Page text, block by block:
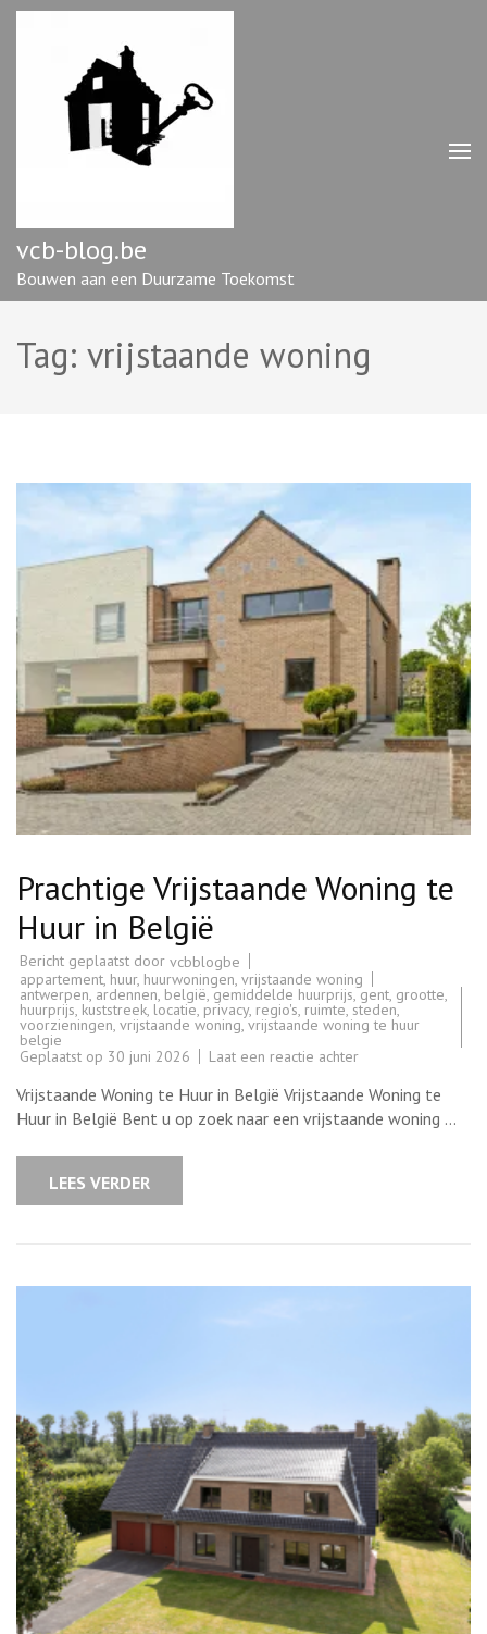
Ga
vcb-blog.be
Bouwen aan een Duurzame Toekomst
Tag: vrijstaande woning
Prachtige Vrijstaande Woning te
Huur in België
Bericht geplaatst door vcbblogbe
appartement, huur, huurwoningen, vrijstaande woning
antwerpen, ardennen, belgië,gemiddelde huurprijs,gent, grootte,
huurprijs, kuststreek, locatie, privacy, regio's, ruimte, steden,
voorzieningen, vrijstaande woning,vrijstaande woning te huur
belgie
Geplaatst op 30 juni 2026 Laat een reactie achterop
Vrijstaande
Woning
te
Huur
Vrijstaande Woning te Huur in België Vrijstaande Woning te
Huur in België Bent u op zoek naar een vrijstaande woning …
LEES VERDER